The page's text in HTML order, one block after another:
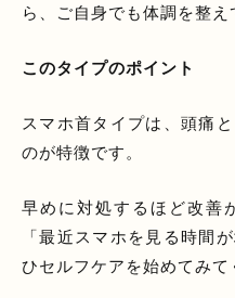
ら、ご自身でも体調を整え
このタイプのポイント
スマホ首タイプは、頭痛
のが特徴です。
早めに対処するほど改善
「最近スマホを見る時間
ひセルフケアを始めてみて